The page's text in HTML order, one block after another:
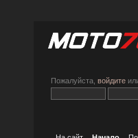
Пожалуйста, войдите